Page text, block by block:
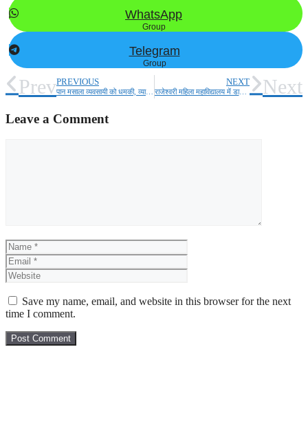
WhatsApp
Group
Telegram
Group
PrevPREVIOUS
पान मसाला व्यवसायी को धमकी, व्यापार करना है तो रुपए दे दो, नहीं तो जान से मार दूंगा
NEXT
राजेश्वरी महिला महाविद्यालय में डाक्टर मनमोहन सिंह को श्रद्धांजलि Next
Leave a Comment
Name
Save my name, email, and website in this browser for the next
time I comment.